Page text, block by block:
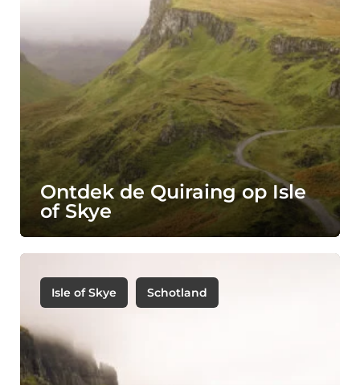
Ontdek de Quiraing op Isle
of Skye
Isle of Skye Schotland